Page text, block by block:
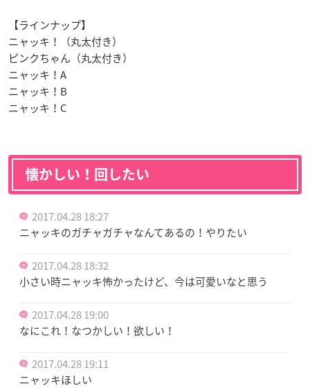
【ラインナップ】
ニャッキ！（丸太付き）
ピンクちゃん（丸太付き）
ニャッキ！A
ニャッキ！B
ニャッキ！C
懐かしい！回したい
2017.04.28 18:27
ニャッキのガチャガチャなんてあるの！やりたい
2017.04.28 18:32
小さい時ニャッキ怖かったけど、今は可愛いなと思う
2017.04.28 19:00
なにこれ！なつかしい！欲しい！
2017.04.28 19:11
ニャッキほしい